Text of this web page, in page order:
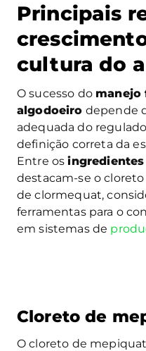
Principais
cultura do
O sucesso do manejo
algodoeiro depende
adequada do
definição correta da
Entre os
destacam-se o
de clormequat,
ferramentas para o
em sistemas de
Cloreto de
O cloreto de